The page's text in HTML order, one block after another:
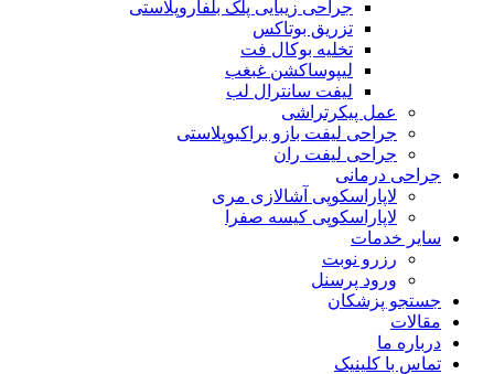
جراحی زیبایی پلک بلفاروپلاستی
تزریق بوتاکس
تخلیه بوکال فت
لیپوساکشن غبغب
لیفت سانترال لب
عمل پیکرتراشی
جراحی لیفت بازو براکیوپلاستی
جراحی لیفت ران
جراحی درمانی
لاپاراسکوپی آشالازی مری
لاپاراسکوپی کیسه صفرا
سایر خدمات
رزرو نوبت
ورود پرسنل
جستجو پزشکان
مقالات
درباره ما
تماس با کلینیک